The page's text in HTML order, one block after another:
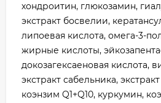
хондроитин, глюкозамин,
экстракт босвелии,
липоевая кислота, омега-3-
жирные кислоты,
докозагексаеновая кислота,
экстракт сабельника,
коэнзим Q1+Q10, куркумин,